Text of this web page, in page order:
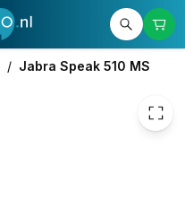
/ Jabra Speak 510 MS